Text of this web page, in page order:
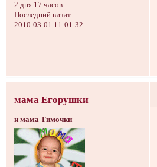
2 дня 17 часов
Последний визит:
2010-03-01 11:01:32
мама Егорушки
и мама Тимочки